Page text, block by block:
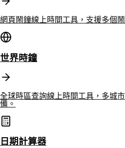
網頁鬧鐘線上時間工具，支援多個
世界時鐘
全球時區查詢線上時間工具，多城
備。
日期計算器